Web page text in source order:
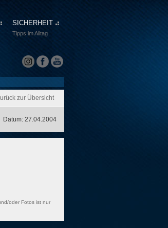
SICHERHEIT
Tipps im Alltag
zur Übersicht
Datum: 27.04.2004
oder Fotos ist nur